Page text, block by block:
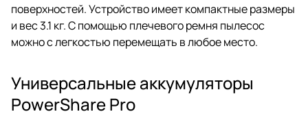
поверхностей. Устройство имеет компактные размеры
и вес 3.1 кг. С помощью плечевого ремня пылесос
можно с легкостью перемещать в любое место.
Универсальные аккумуляторы
PowerShare Pro